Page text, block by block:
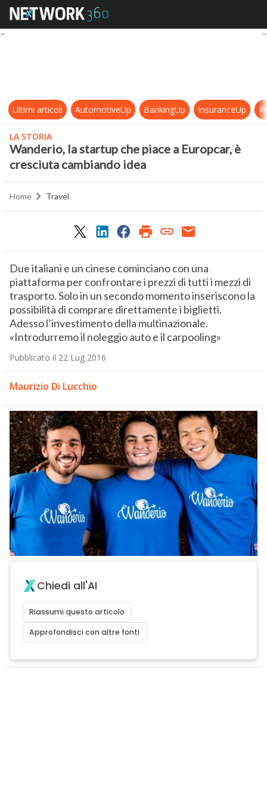
Wanderio, la startup che piace a
Ultimi articoli AutomotiveUp BankingUp InsuranceUp
LA STORIA
Wanderio, la startup che piace a Europcar, è
cresciuta cambiando idea
Home Travel
Due italiani e un cinese cominciano con una
piattaforma per confrontare i prezzi di tutti i mezzi di
trasporto. Solo in un secondo momento inseriscono la
possibilità di comprare direttamente i biglietti.
Adesso l’investimento della multinazionale.
«Introdurremo il noleggio auto e il carpooling»
Pubblicato il 22 Lug 2016
Maurizio Di Lucchio
Chiedi all'AI
Riassumi questo articolo
Approfondisci con altre fonti